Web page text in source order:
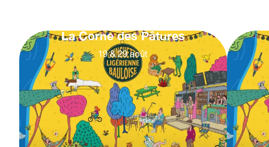
La Corne des Pâtures
19 & 29 août